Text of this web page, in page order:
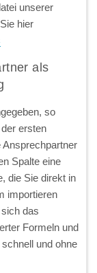
unserer
hier
als
so
ersten
Ansprechpartner
Spalte eine
die Sie direkt in
importieren
das
Formeln und
und ohne